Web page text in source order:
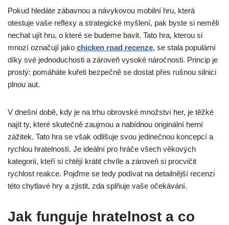
Pokud hledáte zábavnou a návykovou mobilní hru, která
otestuje vaše reflexy a strategické myšlení, pak byste si neměli
nechat ujít hru, o které se budeme bavit. Tato hra, kterou si
mnozí označují jako chicken road recenze, se stala populární
díky své jednoduchosti a zároveň vysoké náročnosti. Princip je
prostý: pomáháte kuřeti bezpečně se dostat přes rušnou silnici
plnou aut.
V dnešní době, kdy je na trhu obrovské množství her, je těžké
najít ty, které skutečně zaujmou a nabídnou originální herní
zážitek. Tato hra se však odlišuje svou jedinečnou koncepcí a
rychlou hratelností. Je ideální pro hráče všech věkových
kategorií, kteří si chtějí krátit chvíle a zároveň si procvičit
rychlost reakce. Pojďme se tedy podívat na detailnější recenzi
této chytlavé hry a zjistit, zda splňuje vaše očekávání.
Jak funguje hratelnost a co